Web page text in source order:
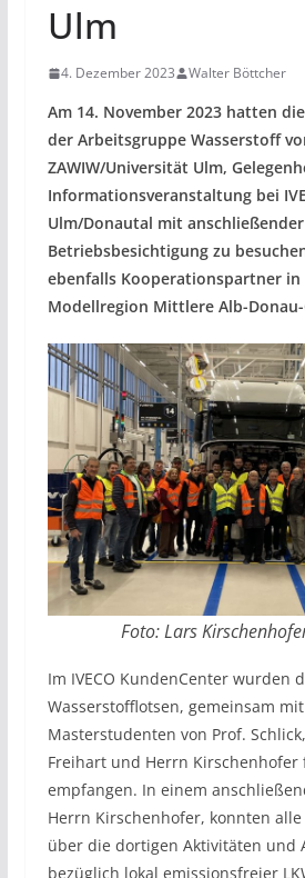
Ulm
4. Dezember 2023 Walter Böttcher
Am 14. November 2023 hatten
der Arbeitsgruppe Wasserstoff
ZAWIW/Universität Ulm,
Informationsveranstaltung bei
Ulm/Donautal mit anschließender
Betriebsbesichtigung zu
ebenfalls Kooperationspartner in
Modellregion Mittlere Alb-
Foto: Lars
Im IVECO KundenCenter wurden
Wasserstofflotsen, gemeinsam
Masterstudenten von Prof.
Freihart und Herrn
empfangen. In einem
Herrn Kirschenhofer, konnten
über die dortigen Aktivitäten und
bezüglich lokal emissionsfreier